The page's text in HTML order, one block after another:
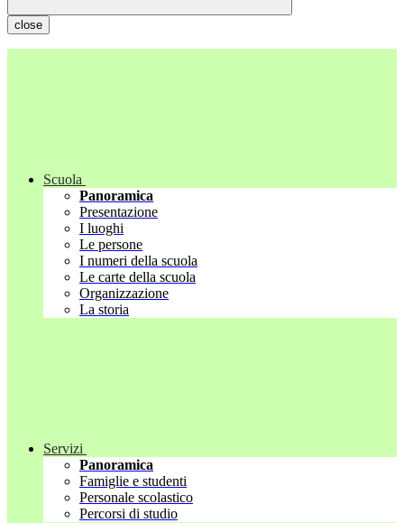
close
Scuola
Panoramica
Presentazione
I luoghi
Le persone
I numeri della scuola
Le carte della scuola
Organizzazione
La storia
Servizi
Panoramica
Famiglie e studenti
Personale scolastico
Percorsi di studio